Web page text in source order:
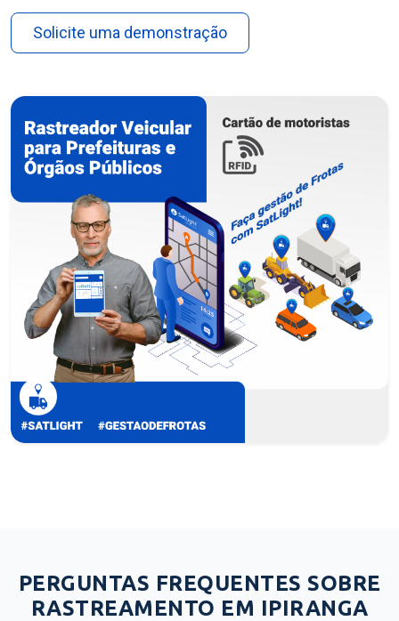
Solicite uma demonstração
PERGUNTAS FREQUENTES SOBRE
RASTREAMENTO EM IPIRANGA